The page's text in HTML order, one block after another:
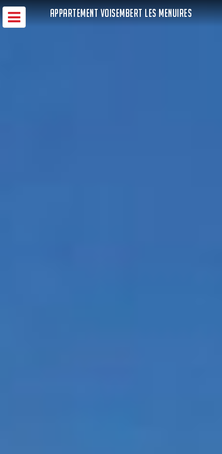
APPARTEMENT VOISEMBERT LES MENUIRES